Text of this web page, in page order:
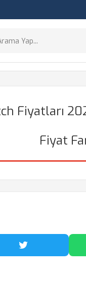
Fiyatları
Fiyat
Twitter'da